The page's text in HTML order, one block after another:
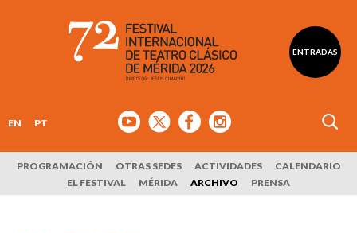
ENTRADAS
EN PT
PROGRAMACIÓN OTRAS SEDES ACTIVIDADES
CALENDARIO
EL FESTIVAL
MÉRIDA ARCHIVO PRENSA